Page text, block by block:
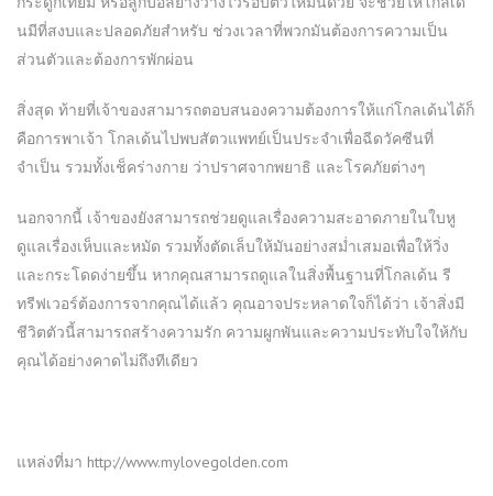
นมีที่สงบและปลอดภัยสำหรับ ช่วงเวลาที่พวกมันต้องการความเป็น
ส่วนตัวและต้องการพักผ่อน
สิ่งสุด ท้ายที่เจ้าของสามารถตอบสนองความต้องการให้แก่โกลเด้นได้ก็
คือการพาเจ้า โกลเด้นไปพบสัตวแพทย์เป็นประจำเพื่อฉีดวัคซีนที่
จำเป็น รวมทั้งเช็คร่างกาย ว่าปราศจากพยาธิ และโรคภัยต่างๆ
นอกจากนี้ เจ้าของยังสามารถช่วยดูแลเรื่องความสะอาดภายในใบหู
ดูแลเรื่องเห็บและหมัด รวมทั้งตัดเล็บให้มันอย่างสม่ำเสมอเพื่อให้วิ่ง
และกระโดดง่ายขึ้น หากคุณสามารถดูแลในสิ่งพื้นฐานที่โกลเด้น รี
ทรีฟเวอร์ต้องการจากคุณได้แล้ว คุณอาจประหลาดใจก็ได้ว่า เจ้าสิ่งมี
ชีวิตตัวนี้สามารถสร้างความรัก ความผูกพันและความประทับใจให้กับ
คุณได้อย่างคาดไม่ถึงทีเดียว
แหล่งที่มา http://www.mylovegolden.com